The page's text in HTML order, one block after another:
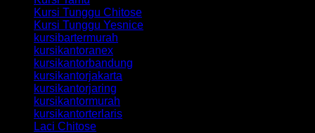
Kursi Tunggu Chitose
Kursi Tunggu Yesnice
kursibartermurah
kursikantoranex
kursikantorbandung
kursikantorjakarta
kursikantorjaring
kursikantormurah
kursikantorterlaris
Laci Chitose